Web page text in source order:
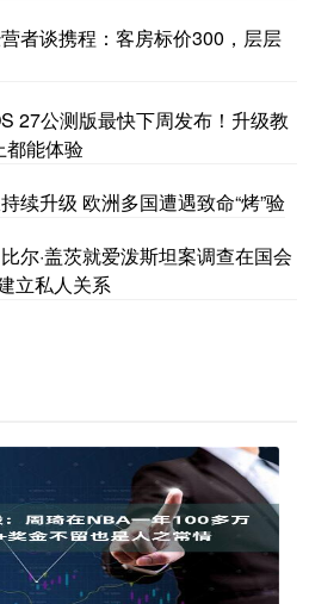
者谈携程：客房标价300，层层
27公测版最快下周发布！升级教
都能体验
续升级 欧洲多国遭遇致命“烤”验
尔·盖茨就爱泼斯坦案调查在国会
立私人关系